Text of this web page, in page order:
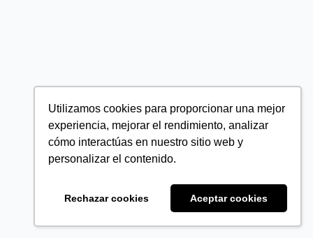
Utilizamos cookies para proporcionar una mejor
experiencia, mejorar el rendimiento, analizar
cómo interactúas en nuestro sitio web y
personalizar el contenido.
Rechazar cookies Aceptar cookies